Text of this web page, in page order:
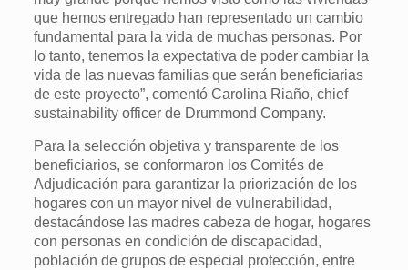
que hemos entregado han representado un cambio
fundamental para la vida de muchas personas. Por
lo tanto, tenemos la expectativa de poder cambiar la
vida de las nuevas familias que serán beneficiarias
de este proyecto”, comentó Carolina Riaño, chief
sustainability officer de Drummond Company.
Para la selección objetiva y transparente de los
beneficiarios, se conformaron los Comités de
Adjudicación para garantizar la priorización de los
hogares con un mayor nivel de vulnerabilidad,
destacándose las madres cabeza de hogar, hogares
con personas en condición de discapacidad,
población de grupos de especial protección, entre